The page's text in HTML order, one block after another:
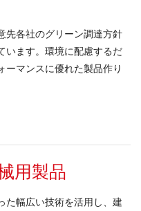
先各社のグリーン調達方針
います。環境に配慮するだ
ーマンスに優れた製品作り
用製品
た幅広い技術を活用し、建